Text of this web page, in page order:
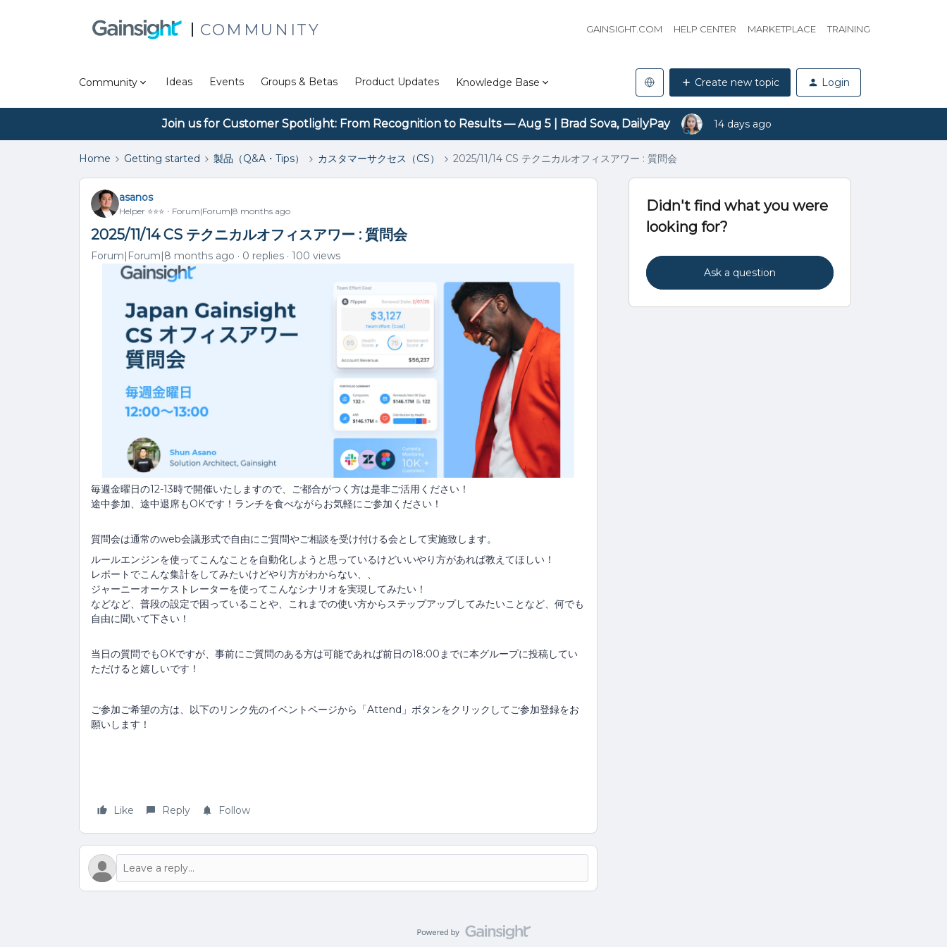
COMMUNITY GAINSIGHT.COM HELP CENTER MARKETPLACE TRAINING
Community Ideas Events Groups & Betas Product Updates Knowledge Base Create new topic Login
Join us for Customer Spotlight: From Recognition to Results — Aug 5 | Brad Sova, DailyPay 14 days ago
Home Getting started 製品（Q&A・Tips） カスタマーサクセス（CS） 2025/11/14 CS テクニカルオフィスアワー : 質問会
asanos
Helper ⭐️⭐️⭐️ Forum|Forum|8 months ago
2025/11/14 CS テクニカルオフィスアワー : 質問会
Forum|Forum|8 months ago 0 replies 100 views
毎週金曜日の12-13時で開催いたしますので、ご都合がつく方は是非ご活用ください！
途中参加、途中退席もOKです！ランチを食べながらお気軽にご参加ください！
質問会は通常のweb会議形式で自由にご質問やご相談を受け付ける会として実施致します。
ルールエンジンを使ってこんなことを自動化しようと思っているけどいいやり方があれば教えてほしい！
レポートでこんな集計をしてみたいけどやり方がわからない、、
ジャーニーオーケストレーターを使ってこんなシナリオを実現してみたい！
などなど、普段の設定で困っていることや、これまでの使い方からステップアップしてみたいことなど、何でも
自由に聞いて下さい！
当日の質問でもOKですが、事前にご質問のある方は可能であれば前日の18:00までに本グループに投稿してい
ただけると嬉しいです！
ご参加ご希望の方は、以下のリンク先のイベントページから「Attend」ボタンをクリックしてご参加登録をお
願いします！
Like Reply Follow
Didn't find what you were
looking for?
Ask a question